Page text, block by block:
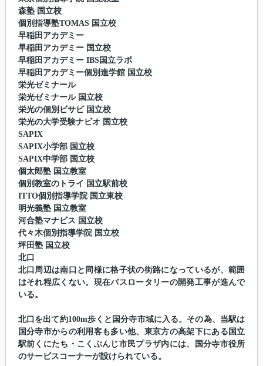
森塾 国立校
個別指導塾TOMAS 国立校
早稲田アカデミー
早稲田アカデミー 国立校
早稲田アカデミー IBS国立ラボ
早稲田アカデミー個別進学館 国立校
栄光ゼミナール
栄光ゼミナール 国立校
栄光の個別ビサビ 国立校
栄光の大学受験ナビオ 国立校
SAPIX
SAPIX小学部 国立校
SAPIX中学部 国立校
個太郎塾 国立教室
個別教室のトライ 国立駅前校
ITTO個別指導学院 国立東校
明光義塾 国立教室
河合塾マナビス 国立校
代々木個別指導学院 国立校
坪田塾 国立校
北口
北口周辺は南口と同様に格子状の街路になっているが、範囲
はそれ程広くない。現在バスロータリーの開発工事が進んで
いる。
北口を出て約100m歩くと国分寺市域に入る。その為、当駅は
国分寺市からの利用客も多い他、東京方の高架下にある国立
駅前くにたち・こくぶんじ市民プラザ内には、国分寺市役所
のサービスコーナーが設けられている。